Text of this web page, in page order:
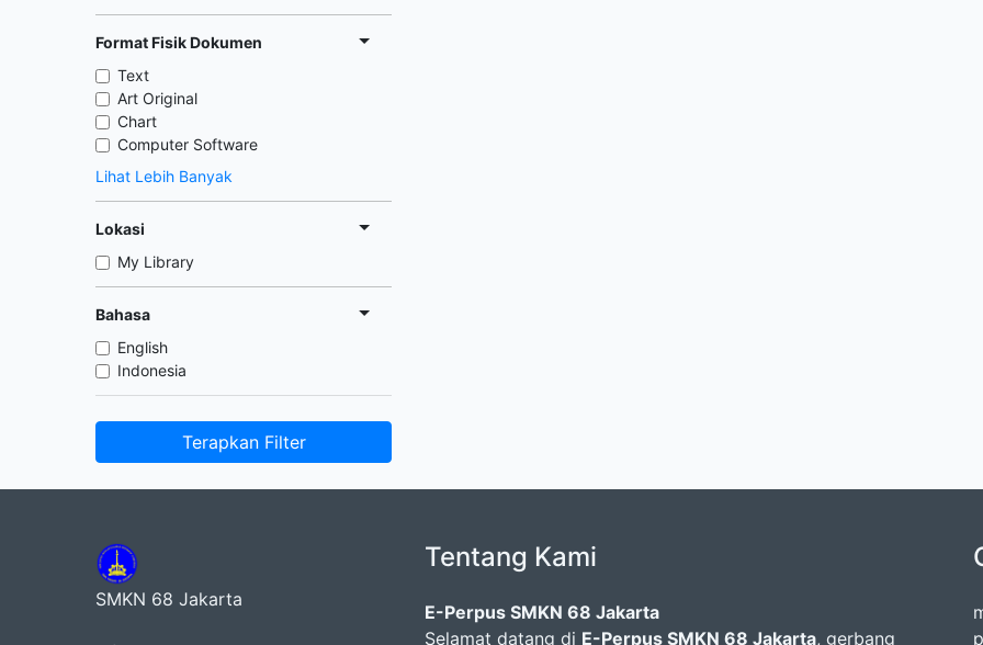
Format Fisik Dokumen
Text
Art Original
Chart
Computer Software
Lihat Lebih Banyak
Lokasi
My Library
Bahasa
English
Indonesia
Terapkan Filter
SMKN 68 Jakarta
Tentang Kami
E-Perpus SMKN 68 Jakarta
Selamat datang di E-Perpus SMKN 68 Jakarta, gerbang